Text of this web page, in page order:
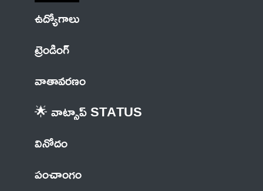
ఉద్యోగాలు
ట్రెండింగ్
వాతావరణం
🌟 వాట్సాప్ STATUS
వినోదం
పంచాంగం